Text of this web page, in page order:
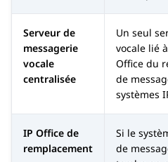
Serveur de
messagerie
vocale
centralisée
Un seul
vocale lié
Office du
de
systèmes
IP Office de
remplacement
Si le
de